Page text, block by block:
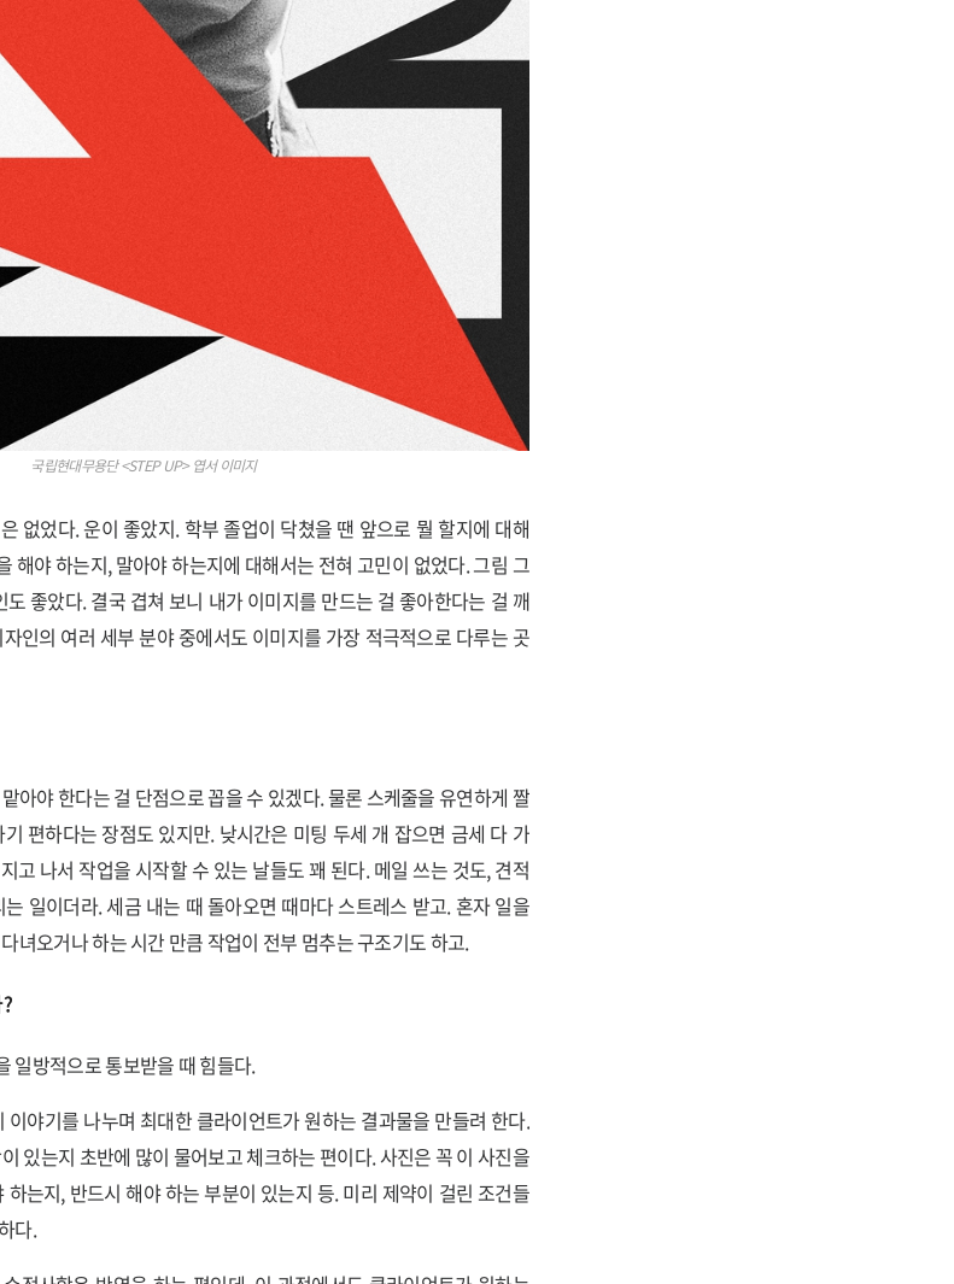
국립현대무용단 <STEP UP> 엽서 이미지
없었다. 운이 좋았지. 학부 졸업이 닥쳤을 땐 앞으로 뭘 할지에 대해
해야 하는지, 말아야 하는지에 대해서는 전혀 고민이 없었다. 그림 그
좋았다. 결국 겹쳐 보니 내가 이미지를 만드는 걸 좋아한다는 걸 깨
인의 여러 세부 분야 중에서도 이미지를 가장 적극적으로 다루는 곳
아야 한다는 걸 단점으로 꼽을 수 있겠다. 물론 스케줄을 유연하게 짤
편하다는 장점도 있지만. 낮시간은 미팅 두세 개 잡으면 금세 다 가
고 나서 작업을 시작할 수 있는 날들도 꽤 된다. 메일 쓰는 것도, 견적
일이더라. 세금 내는 때 돌아오면 때마다 스트레스 받고. 혼자 일을
녀오거나 하는 시간 만큼 작업이 전부 멈추는 구조기도 하고.
일방적으로 통보받을 때 힘들다.
야기를 나누며 최대한 클라이언트가 원하는 결과물을 만들려 한다.
있는지 초반에 많이 물어보고 체크하는 편이다. 사진은 꼭 이 사진을
는지, 반드시 해야 하는 부분이 있는지 등. 미리 제약이 걸린 조건들
다.